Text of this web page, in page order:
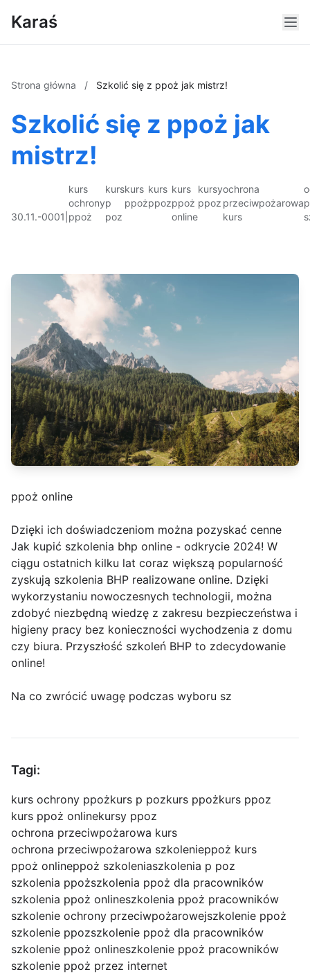
Karaś
Strona główna / Szkolić się z ppoż jak mistrz!
Szkolić się z ppoż jak
mistrz!
30.11.-0001
kurs
ochrony
ppoż
kurs
p
poz
kurs
ppoż
kurs
ppoz
kurs
ppoż
online
kursy
ppoz
ochrona
przeciwpożarowa
kurs
ppoż online
Dzięki ich doświadczeniom można pozyskać cenne
Jak kupić szkolenia bhp online - odkrycie 2024! W
ciągu ostatnich kilku lat coraz większą popularność
zyskują szkolenia BHP realizowane online. Dzięki
wykorzystaniu nowoczesnych technologii, można
zdobyć niezbędną wiedzę z zakresu bezpieczeństwa i
higieny pracy bez konieczności wychodzenia z domu
czy biura. Przyszłość szkoleń BHP to zdecydowanie
online!
Na co zwrócić uwagę podczas wyboru sz
Tagi:
kurs ochrony ppożkurs p pozkurs ppożkurs ppoz
kurs ppoż onlinekursy ppoz
ochrona przeciwpożarowa kurs
ochrona przeciwpożarowa szkolenieppoż kurs
ppoż onlineppoż szkoleniaszkolenia p poz
szkolenia ppoższkolenia ppoż dla pracowników
szkolenia ppoż onlineszkolenia ppoż pracowników
szkolenie ochrony przeciwpożarowejszkolenie ppoż
szkolenie ppozszkolenie ppoż dla pracowników
szkolenie ppoż onlineszkolenie ppoż pracowników
szkolenie ppoż przez internet